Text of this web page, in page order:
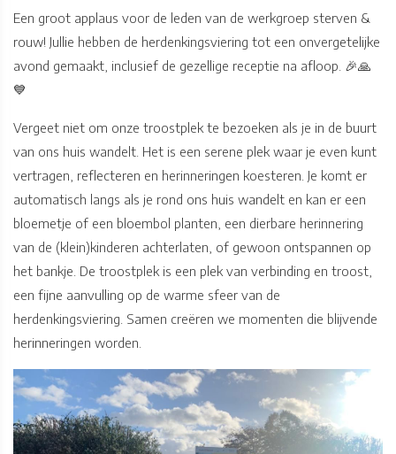
Een groot applaus voor de leden van de werkgroep sterven &
rouw! Jullie hebben de herdenkingsviering tot een onvergetelijke
avond gemaakt, inclusief de gezellige receptie na afloop. 🎉🙏
💙
Vergeet niet om onze troostplek te bezoeken als je in de buurt
van ons huis wandelt. Het is een serene plek waar je even kunt
vertragen, reflecteren en herinneringen koesteren. Je komt er
automatisch langs als je rond ons huis wandelt en kan er een
bloemetje of een bloembol planten, een dierbare herinnering
van de (klein)kinderen achterlaten, of gewoon ontspannen op
het bankje. De troostplek is een plek van verbinding en troost,
een fijne aanvulling op de warme sfeer van de
herdenkingsviering. Samen creëren we momenten die blijvende
herinneringen worden.